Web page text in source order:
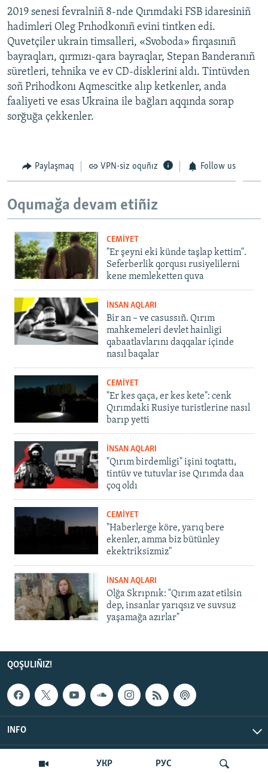
УКР РУС
2019 senesi fevralniñ 8-nde Qırımdaki FSB idaresiniñ
hadimleri Oleg Prıhodkonıñ evini tintken edi.
Quvetçiler ukrain timsalleri, «Svoboda» firqasınıñ
bayraqları, qırmızı-qara bayraqlar, Stepan Banderanıñ
süretleri, tehnika ve ev CD-disklerini aldı. Tintüvden
soñ Prihodkonı Aqmescitke alıp ketkenler, anda
faaliyeti ve esas Ukraina ile bağları aqqında sorap
sorğuğa çekkenler.
Paylaşmaq VPN-siz oquñız Follow us
Oqumağa devam etiñiz
CEMİYET
"Er şeyni eki künde taşlap kettim".
Seferberlik qorqusı rusiyelilerni
kene memleketten quva
İNSAN AQLARI
Bir an – ve casussıñ. Qırım
mahkemeleri devlet hainligi
qabaatlavlarını daqqalar içinde
nasıl baqalar
CEMİYET
"Er kes qaça, er kes kete": cenk
Qırımdaki Rusiye turistlerine nasıl
barıp yetti
İNSAN AQLARI
"Qırım birdemligi" işini toqtattı,
tintüv ve tutuvlar ise Qırımda daa
çoq oldı
CEMİYET
"Haberlerge köre, yarıq bere
ekenler, amma biz bütünley
ekektriksizmiz"
İNSAN AQLARI
Olğa Skrıpnık: "Qırım azat etilsin
dep, insanlar yarıqsız ve suvsuz
yaşamağa azırlar"
QOŞULIÑIZ!
INFO
© Qırım.Aqiqat, 2026 | All Rights Reserved.